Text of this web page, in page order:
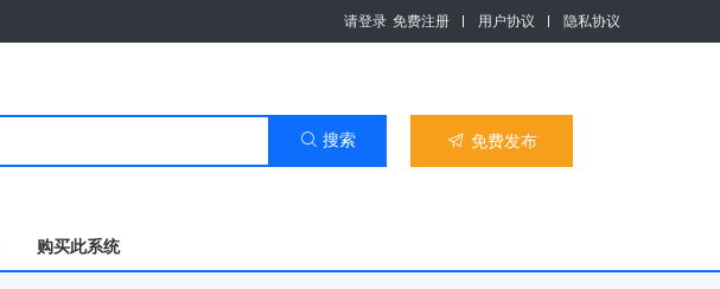
请登录 免费注册 用户协议 隐私协议
 搜索  免费发布
购买此系统